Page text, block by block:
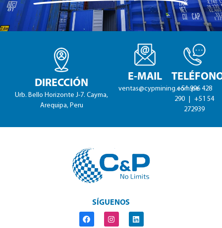
DIRECCIÓN
Urb. Bello Horizonte J-7. Cayma,
Arequipa, Peru
E-MAIL
ventas@cypmining.com.pe
+51 996 428
290
+51 54
272939
SÍGUENOS